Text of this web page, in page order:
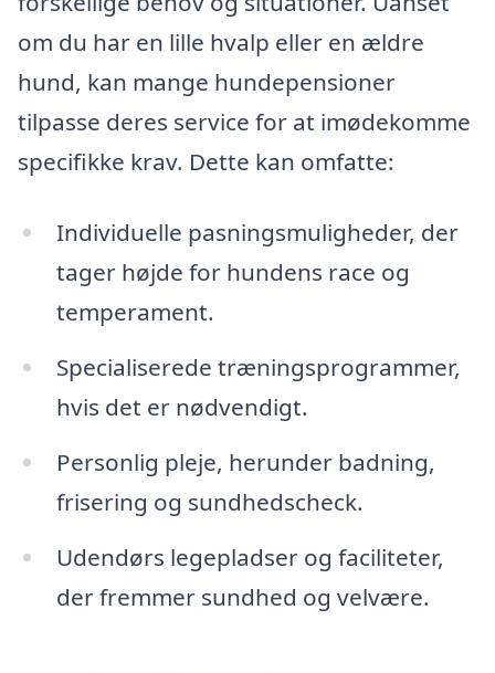
om du har en lille hvalp eller en ældre
hund, kan mange hundepensioner
tilpasse deres service for at imødekomme
specifikke krav. Dette kan omfatte:
Individuelle pasningsmuligheder, der
tager højde for hundens race og
temperament.
Specialiserede træningsprogrammer,
hvis det er nødvendigt.
Personlig pleje, herunder badning,
frisering og sundhedscheck.
Udendørs legepladser og faciliteter,
der fremmer sundhed og velvære.